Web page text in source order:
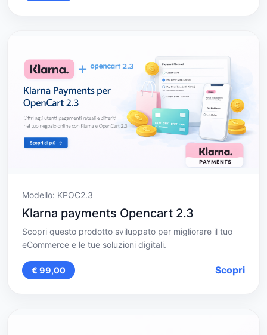
Modello: KPOC2.3
Klarna payments Opencart 2.3
Scopri questo prodotto sviluppato per migliorare il tuo
eCommerce e le tue soluzioni digitali.
€ 99,00 Scopri